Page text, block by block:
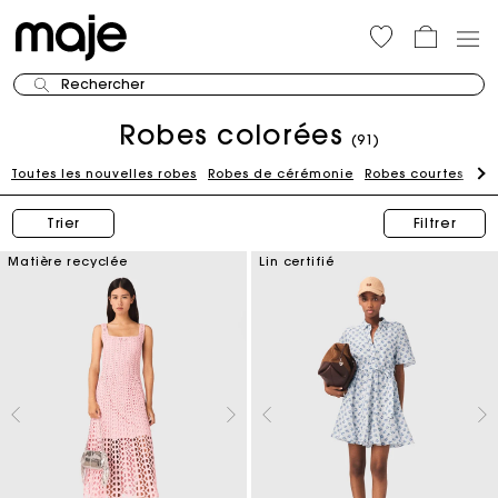
Rechercher
Robes colorées (91)
Toutes les nouvelles robes Robes de cérémonie Robes courtes
Trier Filtrer
Matière recyclée Lin certifié